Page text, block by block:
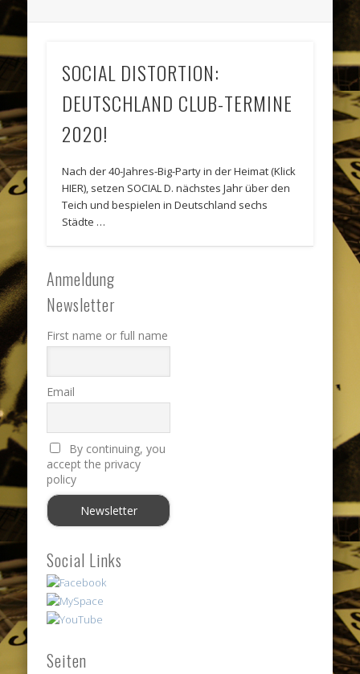
SOCIAL DISTORTION:
DEUTSCHLAND CLUB-TERMINE
2020!
Nach der 40-Jahres-Big-Party in der Heimat (Klick
HIER), setzen SOCIAL D. nächstes Jahr über den
Teich und bespielen in Deutschland sechs
Städte …
Anmeldung
Newsletter
First name or full name
Email
By continuing, you
accept the privacy
policy
Social Links
Seiten